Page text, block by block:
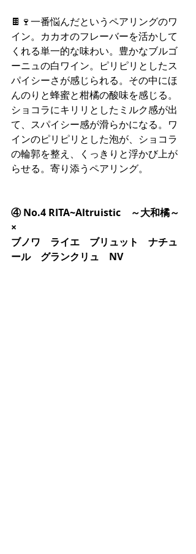
🍫🍷一番悩んだというペアリングのワ
イン。カカオのフレーバーを活かして
くれる単一的な味わい。豊かなブルゴ
ーニュの白ワイン。ピリピリとしたス
パイシーさが感じられる。その中にほ
んのりと蜂蜜と柑橘の酸味を感じる。
ショコラにキリリとしたミルク感が出
て、スパイシー感が滑らかになる。ワ
インのピリピリとした泡が、ショコラ
の輪郭を整え、くっきりと浮かび上が
らせる。寄り添うペアリング。
④ No.4 RITA~Altruistic　～大和橘～
×
ブノワ　ライエ　ブリュット　ナチュ
ール　グランクリュ　NV